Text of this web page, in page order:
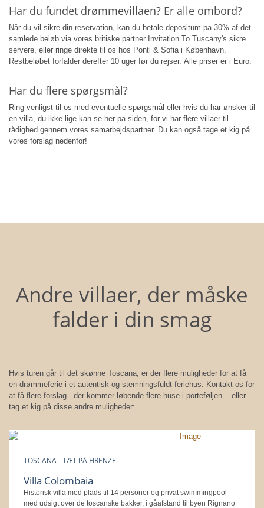
Har du fundet drømmevillaen? Er alle ombord?
Når du vil sikre din reservation, kan du betale depositum på 30% af det
samlede beløb via vores britiske partner Invitation To Tuscany's sikre
servere, eller ringe direkte til os hos Ponti & Sofia i København.
Restbeløbet forfalder derefter 10 uger før du rejser. Alle priser er i Euro.
Har du flere spørgsmål?
Ring venligst til os med eventuelle spørgsmål eller hvis du har ønsker til
en villa, du ikke lige kan se her på siden, for vi har flere villaer til
rådighed gennem vores samarbejdspartner. Du kan også tage et kig på
vores forslag nedenfor!
Andre villaer, der måske
falder i din smag
Hvis turen går til det skønne Toscana, er der flere muligheder for at få
en drømmeferie i et autentisk og stemningsfuldt feriehus. Kontakt os for
at få flere forslag - der kommer løbende flere huse i porteføljen - eller
tag et kig på disse andre muligheder:
TOSCANA - TÆT PÅ FIRENZE
Villa Colombaia
Historisk villa med plads til 14 personer og privat swimmingpool
med udsigt over de toscanske bakker, i gåafstand til byen Rignano